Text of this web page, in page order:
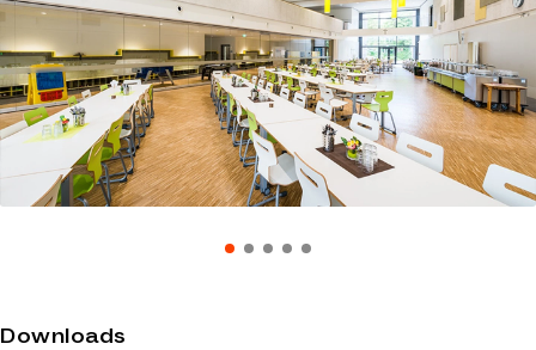
Downloads